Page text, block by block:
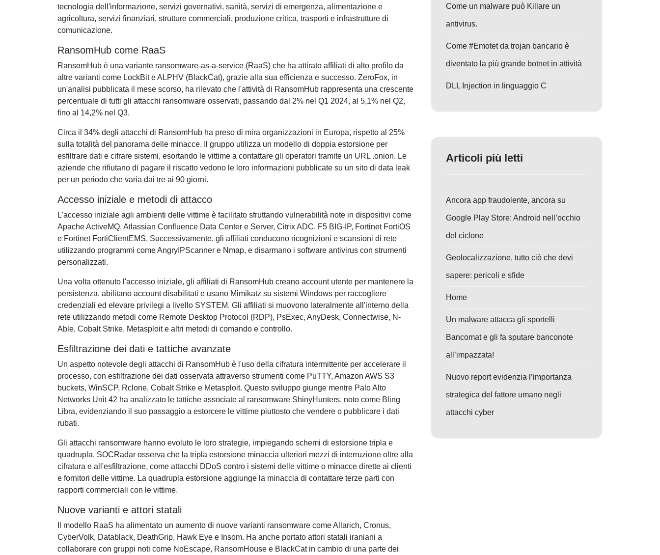
tecnologia dell'informazione, servizi governativi, sanità, servizi di emergenza, alimentazione e
agricoltura, servizi finanziari, strutture commerciali, produzione critica, trasporti e infrastrutture di
comunicazione.
RansomHub come RaaS
RansomHub è una variante ransomware-as-a-service (RaaS) che ha attirato affiliati di alto profilo da
altre varianti come LockBit e ALPHV (BlackCat), grazie alla sua efficienza e successo. ZeroFox, in
un'analisi pubblicata il mese scorso, ha rilevato che l'attività di RansomHub rappresenta una crescente
percentuale di tutti gli attacchi ransomware osservati, passando dal 2% nel Q1 2024, al 5,1% nel Q2,
fino al 14,2% nel Q3.
Circa il 34% degli attacchi di RansomHub ha preso di mira organizzazioni in Europa, rispetto al 25%
sulla totalità del panorama delle minacce. Il gruppo utilizza un modello di doppia estorsione per
esfiltrare dati e cifrare sistemi, esortando le vittime a contattare gli operatori tramite un URL .onion. Le
aziende che rifiutano di pagare il riscatto vedono le loro informazioni pubblicate su un sito di data leak
per un periodo che varia dai tre ai 90 giorni.
Accesso iniziale e metodi di attacco
L'accesso iniziale agli ambienti delle vittime è facilitato sfruttando vulnerabilità note in dispositivi come
Apache ActiveMQ, Atlassian Confluence Data Center e Server, Citrix ADC, F5 BIG-IP, Fortinet FortiOS
e Fortinet FortiClientEMS. Successivamente, gli affiliati conducono ricognizioni e scansioni di rete
utilizzando programmi come AngryIPScanner e Nmap, e disarmano i software antivirus con strumenti
personalizzati.
Una volta ottenuto l'accesso iniziale, gli affiliati di RansomHub creano account utente per mantenere la
persistenza, abilitano account disabilitati e usano Mimikatz su sistemi Windows per raccogliere
credenziali ed elevare privilegi a livello SYSTEM. Gli affiliati si muovono lateralmente all'interno della
rete utilizzando metodi come Remote Desktop Protocol (RDP), PsExec, AnyDesk, Connectwise, N-
Able, Cobalt Strike, Metasploit e altri metodi di comando e controllo.
Esfiltrazione dei dati e tattiche avanzate
Un aspetto notevole degli attacchi di RansomHub è l'uso della cifratura intermittente per accelerare il
processo, con esfiltrazione dei dati osservata attraverso strumenti come PuTTY, Amazon AWS S3
buckets, WinSCP, Rclone, Cobalt Strike e Metasploit. Questo sviluppo giunge mentre Palo Alto
Networks Unit 42 ha analizzato le tattiche associate al ransomware ShinyHunters, noto come Bling
Libra, evidenziando il suo passaggio a estorcere le vittime piuttosto che vendere o pubblicare i dati
rubati.
Gli attacchi ransomware hanno evoluto le loro strategie, impiegando schemi di estorsione tripla e
quadrupla. SOCRadar osserva che la tripla estorsione minaccia ulteriori mezzi di interruzione oltre alla
cifratura e all'esfiltrazione, come attacchi DDoS contro i sistemi delle vittime o minacce dirette ai clienti
e fornitori delle vittime. La quadrupla estorsione aggiunge la minaccia di contattare terze parti con
rapporti commerciali con le vittime.
Nuove varianti e attori statali
Il modello RaaS ha alimentato un aumento di nuove varianti ransomware come Allarich, Cronus,
CyberVolk, Datablack, DeathGrip, Hawk Eye e Insom. Ha anche portato attori statali iraniani a
collaborare con gruppi noti come NoEscape, RansomHouse e BlackCat in cambio di una parte dei
Come un malware può Killare un
antivirus.
Come #Emotet da trojan bancario è
diventato la più grande botnet in attività
DLL Injection in linguaggio C
Articoli più letti
Ancora app fraudolente, ancora su
Google Play Store: Android nell’occhio
del ciclone
Geolocalizzazione, tutto ciò che devi
sapere: pericoli e sfide
Home
Un malware attacca gli sportelli
Bancomat e gli fa sputare banconote
all’impazzata!
Nuovo report evidenzia l’importanza
strategica del fattore umano negli
attacchi cyber